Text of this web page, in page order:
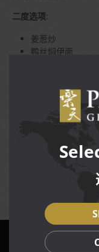
二度选项:
姜葱炒
鸭丝焖伊面
Terms and
樂天集团保有权